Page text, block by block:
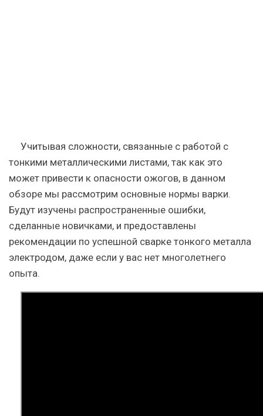
Учитывая сложности, связанные с работой с
тонкими металлическими листами, так как это
может привести к опасности ожогов, в данном
обзоре мы рассмотрим основные нормы варки.
Будут изучены распространенные ошибки,
сделанные новичками, и предоставлены
рекомендации по успешной сварке тонкого металла
электродом, даже если у вас нет многолетнего
опыта.